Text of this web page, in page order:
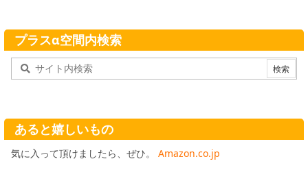
プラスα空間内検索
あると嬉しいもの
気に入って頂けましたら、ぜひ。 Amazon.co.jp